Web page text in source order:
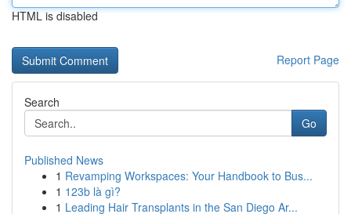
HTML is disabled
Report Page
Search
Go
Published News
1 Revamping Workspaces: Your Handbook to Bus...
1 123b là gì?
1 Leading Hair Transplants in the San Diego Ar...